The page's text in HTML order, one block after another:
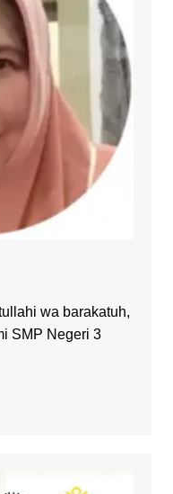
wa barakatuh,
SMP Negeri 3